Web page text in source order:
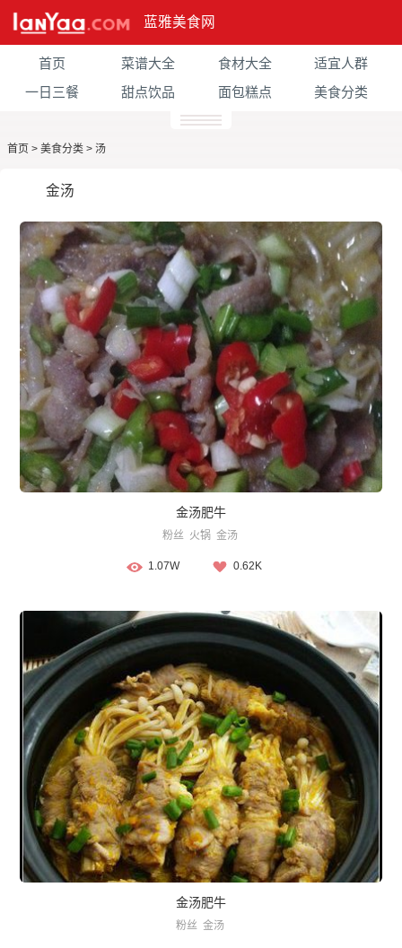
蓝雅美食网
首页 菜谱大全 食材大全
适宜人群
一日三餐
甜点饮品 面包糕点 美食分类
首页 > 美食分类 > 汤
金汤
金汤肥牛
粉丝 火锅 金汤
1.07W 0.62K
金汤肥牛
粉丝 金汤